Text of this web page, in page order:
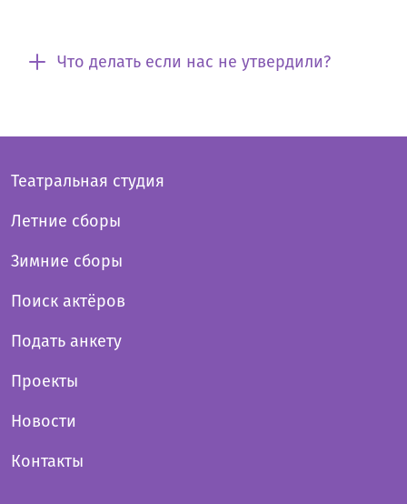
Что делать если нас не утвердили?
Театральная студия
Летние сборы
Зимние сборы
Поиск актёров
Подать анкету
Проекты
Новости
Контакты